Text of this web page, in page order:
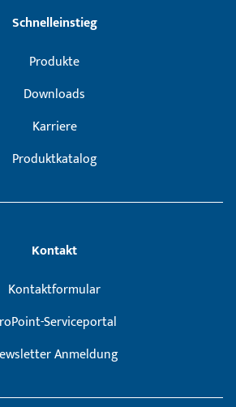
Schnelleinstieg
Produkte
Downloads
Karriere
Produktkatalog
Kontakt
Kontaktformular
Serviceportal
Anmeldung